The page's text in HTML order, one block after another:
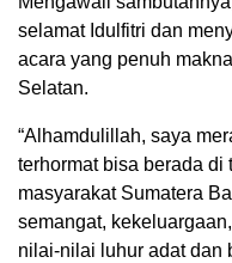
selamat Idulfitri dan
acara yang penuh
Selatan.
“Alhamdulillah, saya
terhormat bisa berada di
masyarakat Sumatera
semangat,
nilai-nilai luhur adat dan